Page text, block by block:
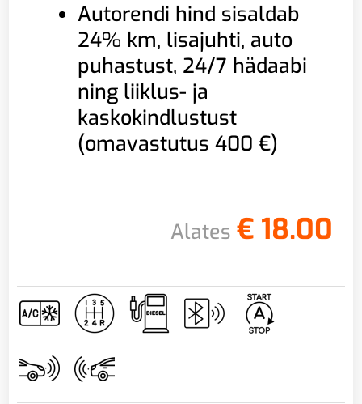
Autorendi hind sisaldab
24% km, lisajuhti, auto
puhastust, 24/7 hädaabi
ning liiklus- ja
kaskokindlustust
(omavastutus 400 €)
Alates € 18.00